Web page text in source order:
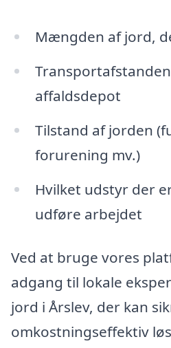
Mængden af jord,
affaldsdepot
Tilstand af jorden
forurening mv.)
Hvilket udstyr der
udføre arbejdet
Ved at bruge vores
adgang til lokale
jord i Årslev, der kan
omkostningseffektiv